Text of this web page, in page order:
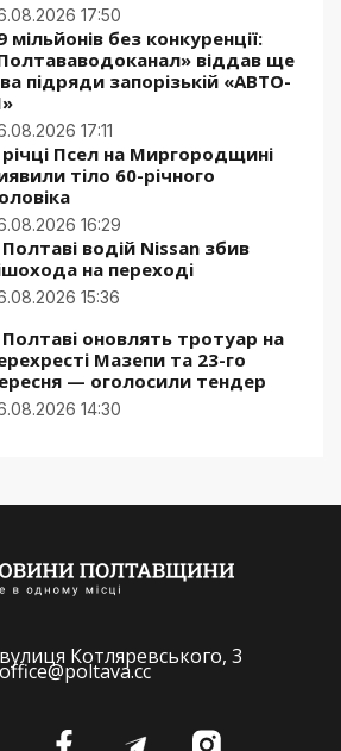
17:50
мільйонів без конкуренції:
віддав ще
підряди запорізькій «АВТО-
17:11
Псел на Миргородщині
тіло 60-річного
16:29
водій Nissan збив
на переході
15:36
оновлять тротуар на
Мазепи та 23-го
— оголосили тендер
14:30
Котляревського, 3
office@poltava.cc